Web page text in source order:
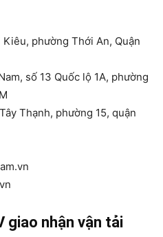
phường Thới An, Quận
số 13 Quốc lộ 1A, phường
Thạnh, phường 15, quận
giao nhận vận tải